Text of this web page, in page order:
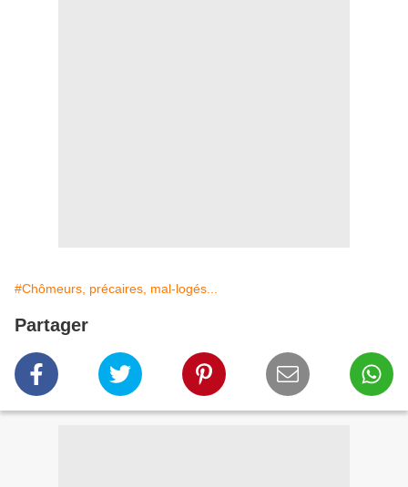
#Chômeurs, précaires, mal-logés...
Partager